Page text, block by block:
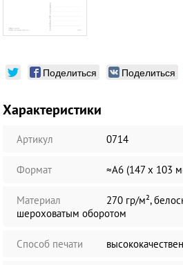
Поделиться Поделиться
Характеристики
Артикул 0714
Формат ≈А6 (147 х 103
Материал
270 гр/м²,
шероховатым оборотом
Способ печати